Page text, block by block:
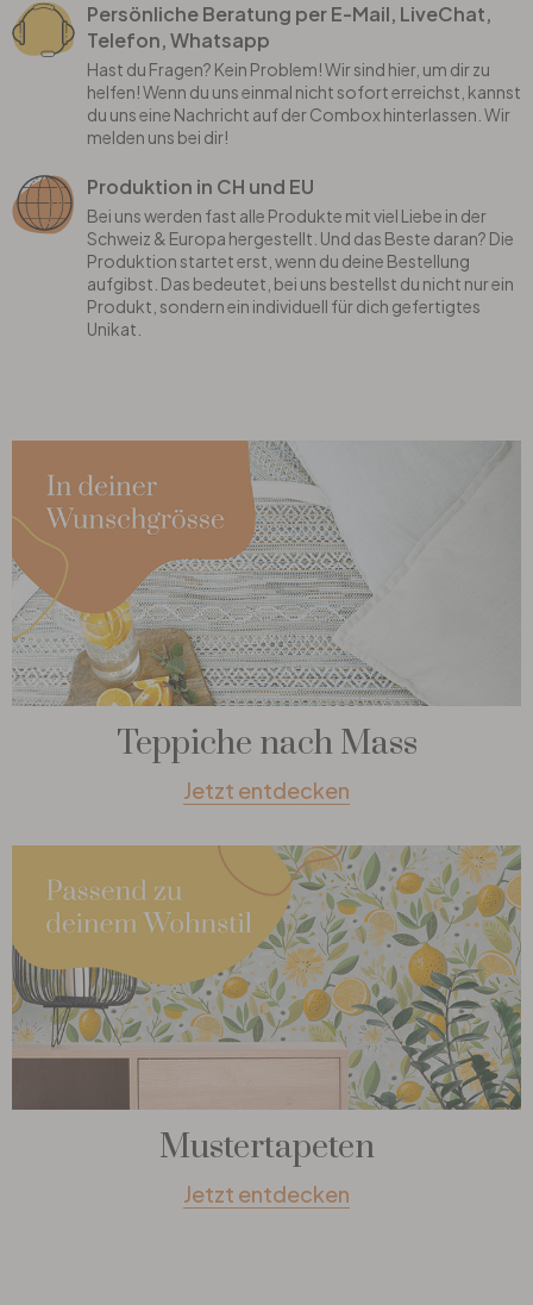
Persönliche Beratung per E-Mail, LiveChat,
Telefon, Whatsapp
Hast du Fragen? Kein Problem! Wir sind hier, um dir zu
helfen! Wenn du uns einmal nicht sofort erreichst, kannst
du uns eine Nachricht auf der Combox hinterlassen. Wir
melden uns bei dir!
Produktion in CH und EU
Bei uns werden fast alle Produkte mit viel Liebe in der
Schweiz & Europa hergestellt. Und das Beste daran? Die
Produktion startet erst, wenn du deine Bestellung
aufgibst. Das bedeutet, bei uns bestellst du nicht nur ein
Produkt, sondern ein individuell für dich gefertigtes
Unikat.
Teppiche nach Mass
Jetzt entdecken
Mustertapeten
Jetzt entdecken